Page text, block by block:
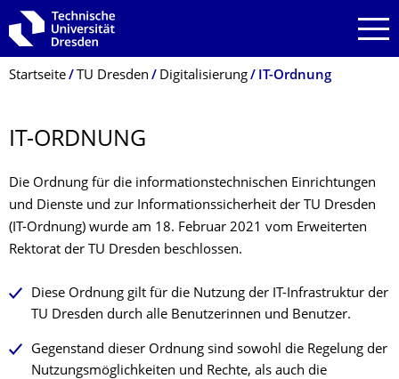
Zur Hauptnavigation springen
Zur Suche springen
Zum Inhalt springen
Breadcrumb-Menü
Startseite TU Dresden Digitalisierung IT-Ordnung
IT-ORDNUNG
Die Ordnung für die informationstechnischen Einrichtungen
und Dienste und zur Informationssicherheit der TU Dresden
(IT-Ordnung) wurde am 18. Februar 2021 vom Erweiterten
Rektorat der TU Dresden beschlossen.
Diese Ordnung gilt für die Nutzung der IT-Infrastruktur der
TU Dresden durch alle Benutzerinnen und Benutzer.
Gegenstand dieser Ordnung sind sowohl die Regelung der
Nutzungsmöglichkeiten und Rechte, als auch die